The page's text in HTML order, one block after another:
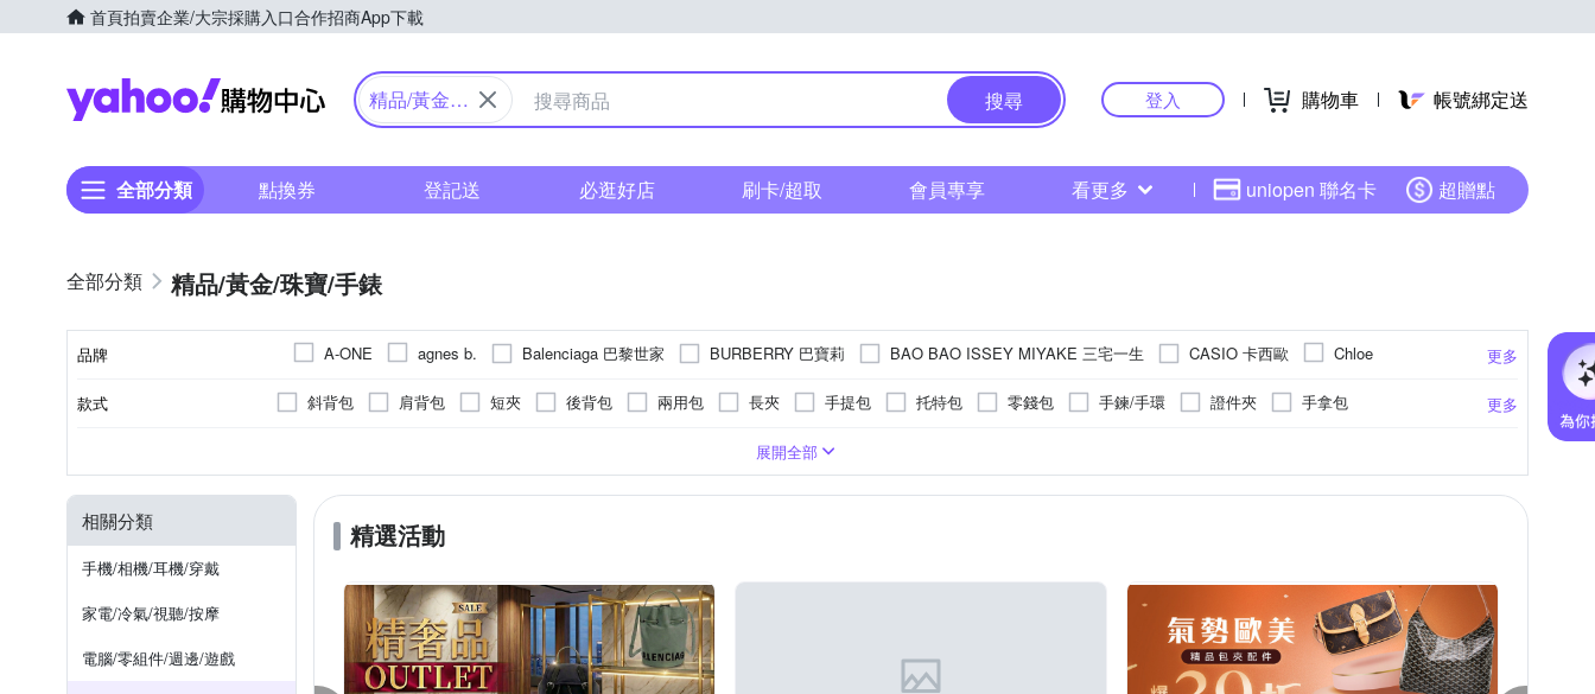
首頁拍賣企業/大宗採購入口合作招商App下載
Yahoo購物中心
精品/黃金/
搜尋 登入 購物車 帳號綁定送
全部分類 點換券 登記送 必逛好店 刷卡/超取 會員專享 看更多 uniopen 聯名卡 超贈點
精品/黃金/珠寶/手錶
品牌 更多
A-ONE agnes b. Balenciaga 巴黎世家 BURBERRY 巴寶莉 BAO BAO ISSEY MIYAKE 三宅一生 CASIO 卡西歐
Chloe
CELINE
CHANEL 香奈兒 COACH COMET Emilio Valentino 范倫鐵諾 Flik Flak GUCCI 古馳
GOYARD 高雅德
MONTBLANC 萬寶龍
MIU MIU MONDAINE 瑞士國鐵 PRADA 普拉達 RHYTHM 日本麗聲 SEIKO 精工
SOPHIA 蘇菲亞珠寶
VERSACE 凡賽斯
款式 更多
斜背包 肩背包 短夾 後背包 兩用包 長夾 手提包 托特包 零錢包 手鍊/手環 證件夾
手拿包
金條金塊
護照夾
戒指 串珠/吊飾 對戒 愛心 白水晶 愛心 紅水晶 愛心 黑水晶 愛的小星星 白水晶
愛的小星星 紅水晶
愛的小星星 黑水晶
銀色系
12
綠色系
串珠/吊飾
帆布
展開全部
相關分類
手機/相機/耳機/穿戴
家電/冷氣/視聽/按摩
電腦/零組件/週邊/遊戲
精選活動